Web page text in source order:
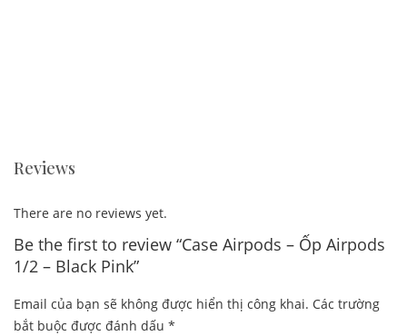
Reviews
There are no reviews yet.
Be the first to review “Case Airpods – Ốp Airpods
1/2 – Black Pink”
Email của bạn sẽ không được hiển thị công khai. Các trường
bắt buộc được đánh dấu *